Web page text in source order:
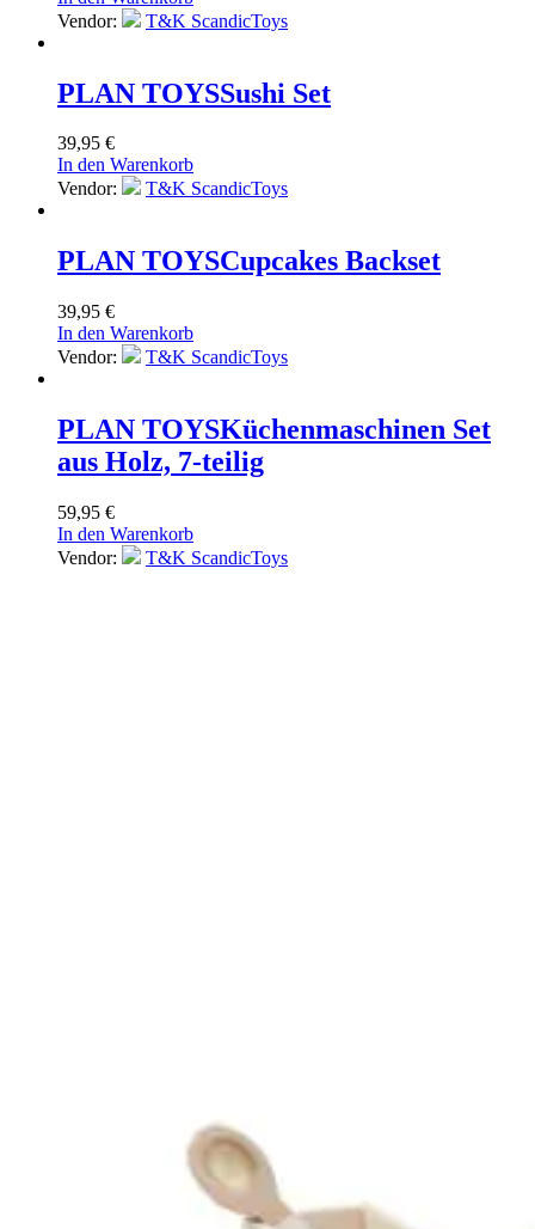
Vendor:
T&K ScandicToys
PLAN TOYSSushi Set
39,95 €
In den Warenkorb
Vendor:
T&K ScandicToys
PLAN TOYSCupcakes Backset
39,95 €
In den Warenkorb
Vendor:
T&K ScandicToys
PLAN TOYSKüchenmaschinen Set
aus Holz, 7-teilig
59,95 €
In den Warenkorb
Vendor:
T&K ScandicToys